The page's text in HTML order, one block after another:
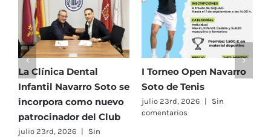
La Clínica Dental
Infantil Navarro Soto se
incorpora como nuevo
patrocinador del Club
julio 23rd, 2026 |
Sin
I Torneo Open Navarro
Soto de Tenis
julio 23rd, 2026 |
Sin
comentarios